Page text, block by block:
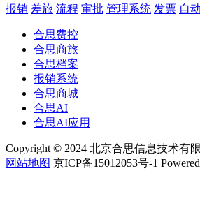
报销 差旅 流程 审批 管理系统 发票 自
合思费控
合思商旅
合思档案
报销系统
合思商城
合思AI
合思AI应用
Copyright © 2024 北京合思信息技术有
网站地图 京ICP备15012053号-1